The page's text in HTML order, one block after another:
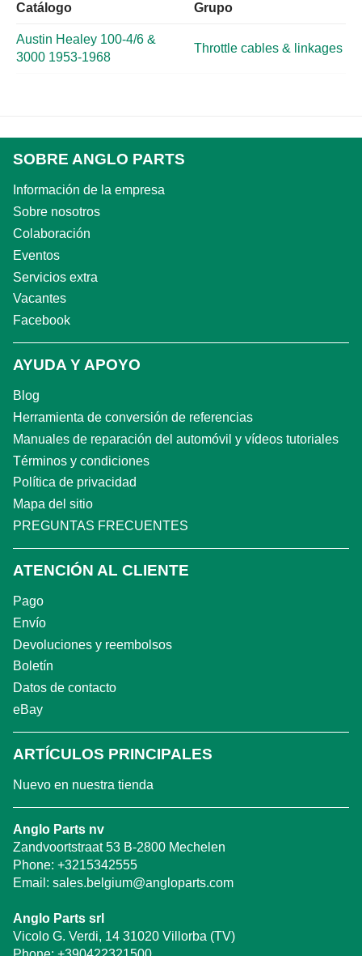
Catálogo Grupo
Austin Healey 100-4/6 &
3000 1953-1968
Throttle cables & linkages
SOBRE ANGLO PARTS
Información de la empresa
Sobre nosotros
Colaboración
Eventos
Servicios extra
Vacantes
Facebook
AYUDA Y APOYO
Blog
Herramienta de conversión de referencias
Manuales de reparación del automóvil y vídeos tutoriales
Términos y condiciones
Política de privacidad
Mapa del sitio
PREGUNTAS FRECUENTES
ATENCIÓN AL CLIENTE
Pago
Envío
Devoluciones y reembolsos
Boletín
Datos de contacto
eBay
ARTÍCULOS PRINCIPALES
Nuevo en nuestra tienda
Anglo Parts nv
Zandvoortstraat 53 B-2800 Mechelen
Phone: +3215342555
Email: sales.belgium@angloparts.com
Anglo Parts srl
Vicolo G. Verdi, 14 31020 Villorba (TV)